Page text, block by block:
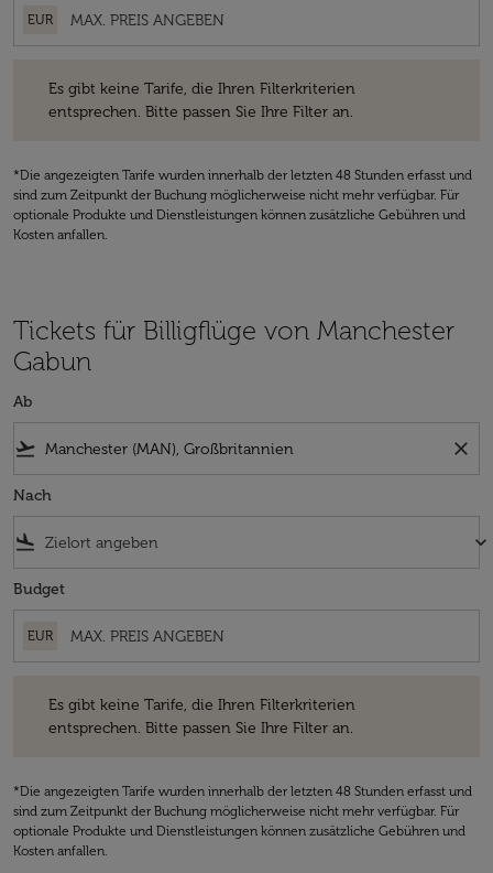
EUR
Es gibt keine Tarife, die Ihren Filterkriterien
entsprechen. Bitte passen Sie Ihre Filter an.
*Die angezeigten Tarife wurden innerhalb der letzten 48 Stunden erfasst und
sind zum Zeitpunkt der Buchung möglicherweise nicht mehr verfügbar. Für
optionale Produkte und Dienstleistungen können zusätzliche Gebühren und
Kosten anfallen.
Tickets für Billigflüge von Manchester
Gabun
Ab
flight_takeoff close
Nach
flight_land keyboard_arrow_down
Budget
EUR
Es gibt keine Tarife, die Ihren Filterkriterien
entsprechen. Bitte passen Sie Ihre Filter an.
*Die angezeigten Tarife wurden innerhalb der letzten 48 Stunden erfasst und
sind zum Zeitpunkt der Buchung möglicherweise nicht mehr verfügbar. Für
optionale Produkte und Dienstleistungen können zusätzliche Gebühren und
Kosten anfallen.